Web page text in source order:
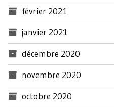
février 2021
janvier 2021
décembre 2020
novembre 2020
octobre 2020